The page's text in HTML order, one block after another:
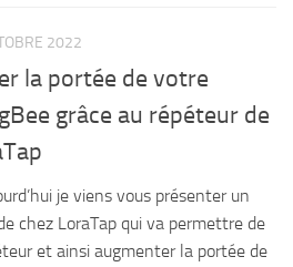
2022
la portée de votre
grâce au répéteur de
je viens vous présenter un
chez LoraTap qui va permettre de
et ainsi augmenter la portée de